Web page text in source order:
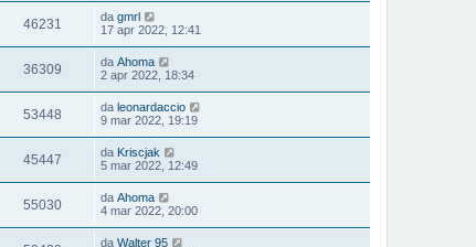
46231 da gmrl
17 apr 2022, 12:41
36309 da Ahoma
2 apr 2022, 18:34
53448 da leonardaccio
9 mar 2022, 19:19
45447 da Kriscjak
5 mar 2022, 12:49
55030 da Ahoma
4 mar 2022, 20:00
da Walter 95